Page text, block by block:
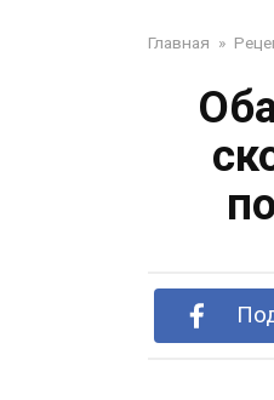
Главная »